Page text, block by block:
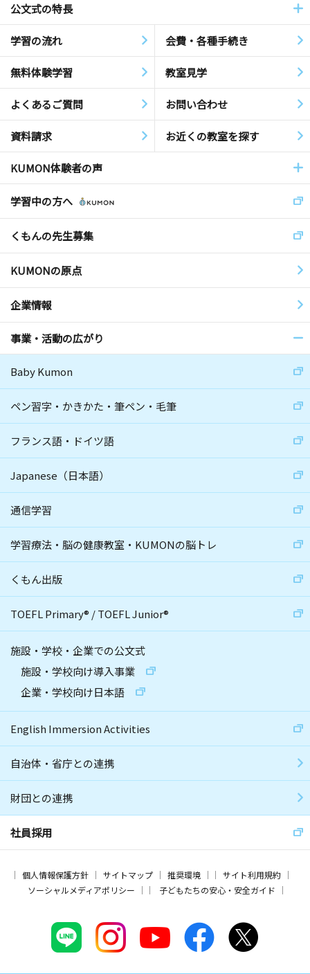
公文式の特長
学習の流れ 会費・各種手続き
無料体験学習 教室見学
よくあるご質問 お問い合わせ
資料請求 お近くの教室を探す
KUMON体験者の声
学習中の方へ
くもんの先生募集
KUMONの原点
企業情報
事業・活動の広がり
Baby Kumon
ペン習字・かきかた・筆ペン・毛筆
フランス語・ドイツ語
Japanese（日本語）
通信学習
学習療法・脳の健康教室・KUMONの脳トレ
くもん出版
TOEFL Primary® /TOEFL Junior®
施設・学校・企業での公文式
施設・学校向け導入事業
企業・学校向け日本語
English Immersion Activities
自治体・省庁との連携
財団との連携
社員採用
個人情報保護方針 サイトマップ 推奨環境
サイト利用規約
ソーシャルメディアポリシー
子どもたちの安心・安全ガイド